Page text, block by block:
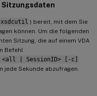
Sitzungsdaten
) bereit, mit dem Sie
können. Um die folgenden
Sitzung, die auf einem VDA
Befehl
| SessionID> [-c]
jede Sekunde abzufragen.